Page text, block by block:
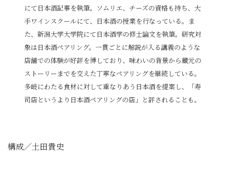
にて日本酒記事を執筆。ソムリエ、チーズの資格も持ち、大
手ワインスクールにて、日本酒の授業を行なっている。ま
た、新潟大学大学院にて日本酒学の修士論文を執筆。研究対
象は日本酒ペアリング。一貫ごとに解説が入る講義のような
店舗での体験が好評を博しており、味わいの背景から蔵元の
ストーリーまでを交えた丁寧なペアリングを継続している。
多岐にわたる食材に対して重なりあう日本酒を提案し、「寿
司店というより日本酒ペアリングの店」と評されることも。
構成／土田貴史